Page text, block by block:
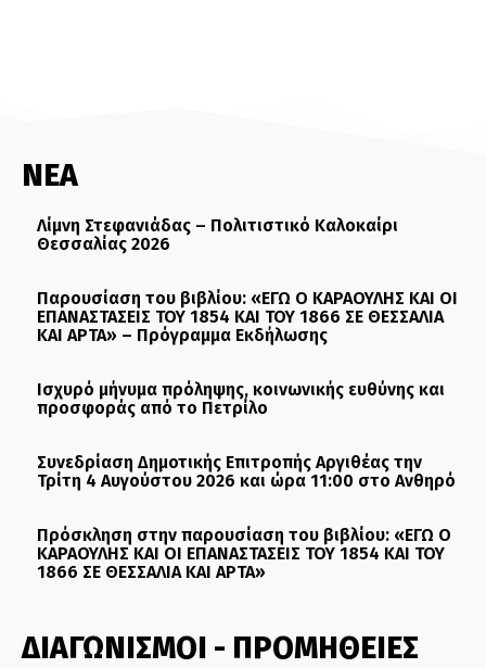
ΝΕΑ
Λίμνη Στεφανιάδας – Πολιτιστικό Καλοκαίρι
Θεσσαλίας 2026
Παρουσίαση του βιβλίου: «ΕΓΩ Ο ΚΑΡΑΟΥΛΗΣ ΚΑΙ ΟΙ
ΕΠΑΝΑΣΤΑΣΕΙΣ ΤΟΥ 1854 ΚΑΙ ΤΟΥ 1866 ΣΕ ΘΕΣΣΑΛΙΑ
ΚΑΙ ΑΡΤΑ» – Πρόγραμμα Εκδήλωσης
Ισχυρό μήνυμα πρόληψης, κοινωνικής ευθύνης και
προσφοράς από το Πετρίλο
Συνεδρίαση Δημοτικής Επιτροπής Αργιθέας την
Τρίτη 4 Αυγούστου 2026 και ώρα 11:00 στο Ανθηρό
Πρόσκληση στην παρουσίαση του βιβλίου: «ΕΓΩ Ο
ΚΑΡΑΟΥΛΗΣ ΚΑΙ ΟΙ ΕΠΑΝΑΣΤΑΣΕΙΣ ΤΟΥ 1854 ΚΑΙ ΤΟΥ
1866 ΣΕ ΘΕΣΣΑΛΙΑ ΚΑΙ ΑΡΤΑ»
ΔΙΑΓΩΝΙΣΜΟΙ - ΠΡΟΜΗΘΕΙΕΣ